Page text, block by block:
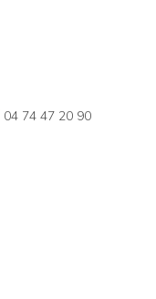
04 74 47 20 90